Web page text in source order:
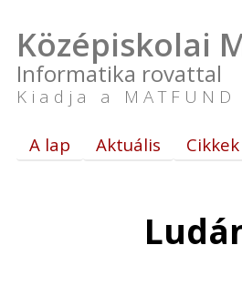
Középiskolai
Informatika rovattal
Kiadja a
A lap Aktuális Cikkek